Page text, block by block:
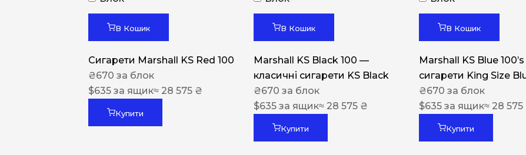
Nistru
В Кошик
Сигарети Marshall KS Red 100
₴670 за блок
$635 за ящик≈ 28 575 ₴
Купити
В Кошик
Marshall KS Black 100 —
класичні сигарети KS Black
₴670 за блок
$635 за ящик≈ 28 575 ₴
Купити
В Кошик
Marshall KS Blue 100’s
сигарети King Size
₴670 за блок
$635 за ящик≈ 28 575
Купити